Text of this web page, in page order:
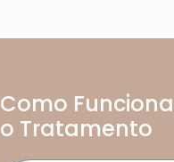
Como Funciona
o Tratamento